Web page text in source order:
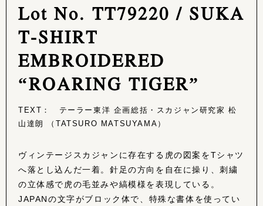
Lot No. TT79220 / SUKA
T-SHIRT
EMBROIDERED
“ROARING TIGER”
TEXT： テーラー東洋 企画総括・スカジャン研究家 松
山達朗 （TATSURO MATSUYAMA）
ヴィンテージスカジャンに存在する虎の図案をTシャツ
へ落とし込んだ一着。針足の方向を自在に操り、刺繍
の立体感で虎の毛並みや縞模様を表現している。
JAPANの文字がブロック体で、特殊な書体を使ってい